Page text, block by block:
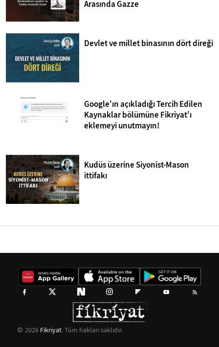
Arasında Gazze
Devlet ve millet binasının dört direği
Google'ın açıkladığı Tercih Edilen
Kaynaklar bölümüne Fikriyat'ı
eklemeyi unutmayın!
Kudüs üzerine Siyonist-Mason
ittifakı
2026 Fikriyat. Tüm hakları saklıdır.